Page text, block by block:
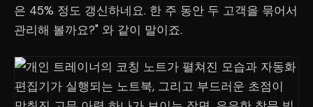
은 45% 정도 갱신하네요. 한 주 동안 두 고객을 묶어서
관리해 볼까요?" 와 같이 말이죠.